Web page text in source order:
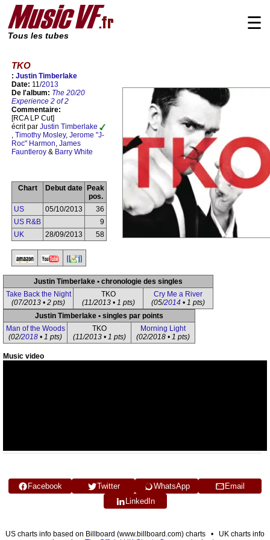
Tous les tubes
☰
TKO
: Justin Timberlake
Date: 11/2013
De l'album: The 20/20
Experience 2 of 2
Commentaire:
[RCA LP Cut]
écrit par Justin Timberlake
, Timothy Mosley, Jerome "J-
Roc" Harmon, James
Fauntleroy & Barry White
Chart Debut date
Peak
pos.
US
05/10/2013
36
US R&B
9
UK
28/09/2013 58
Justin Timberlake • chronologie des singles
Take Back the Night
(07/2013 • 2 pts)
TKO
(11/2013 • 1 pts)
Cry Me a River
(05/2014 • 1 pts)
Justin Timberlake • singles par points
Man of the Woods
(02/2018 • 1 pts)
TKO
(11/2013 • 1 pts)
Morning Light
(02/2018 • 1 pts)
Music video
Facebook Twitter WhatsApp
Email
LinkedIn
US charts info based on Billboard (www.billboard.com) charts • UK charts info